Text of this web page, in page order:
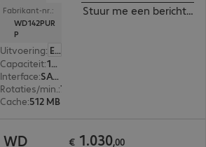
Fabrikant-nr.:
WD142PUR
P
Uitvoering: Europa
Capaciteit: 14 TB
Interface:
SATA 3.0 (6 Gbit/s) 8,9 cm (3,5")
Rotaties/min. :
Cache:512 MB
Stuur me een bericht
WD
€ 1.030,00